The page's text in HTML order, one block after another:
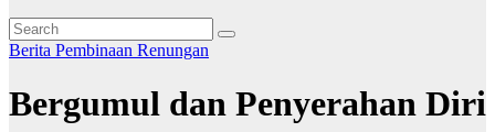
Berita Pembinaan Renungan
Bergumul dan Penyerahan Diri